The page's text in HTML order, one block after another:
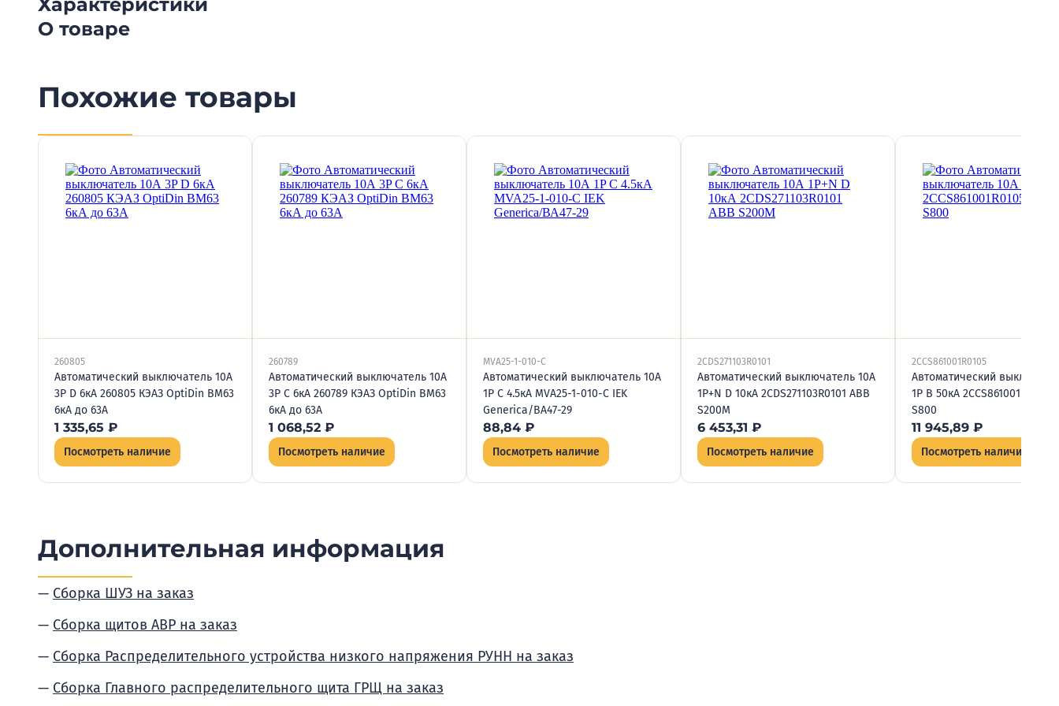
О товаре
Похожие товары
260805
Автоматический выключатель 10А
3P D 6кА 260805 КЭАЗ OptiDin BM63
6кА до 63А
1 335,65 ₽
Посмотреть наличие
260789
Автоматический выключатель 10А
3P C 6кА 260789 КЭАЗ OptiDin BM63
6кА до 63А
1 068,52 ₽
Посмотреть наличие
MVA25-1-010-C
Автоматический выключатель 10А
1P C 4.5кА MVA25-1-010-C IEK
Generica/ВА47-29
88,84 ₽
Посмотреть наличие
2CDS271103R0101
Автоматический выключатель 10А
1P+N D 10кА 2CDS271103R0101 ABB
S200M
6 453,31 ₽
Посмотреть наличие
2CCS861001R0105
Автоматический
1P B 50кА 2CCS861001R0105
S800
11 945,89 ₽
Посмотреть наличие
Дополнительная информация
Сборка ШУЗ на заказ
Сборка щитов АВР на заказ
Сборка Распределительного устройства низкого напряжения РУНН на заказ
Сборка Главного распределительного щита ГРЩ на заказ